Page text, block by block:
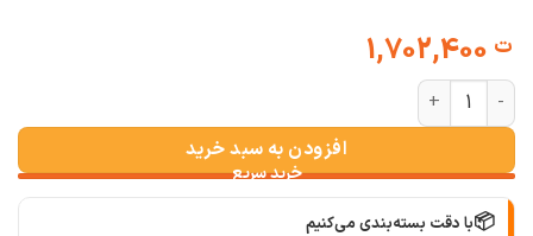
ت1,702,400
شلوار فول بگ سه خط زغالی روشن عدد
افزودن به سبد خرید
📦با دقت بسته‌بندی می‌کنیم